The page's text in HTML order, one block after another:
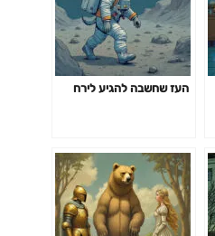
העז שחשבה להגיע לירח